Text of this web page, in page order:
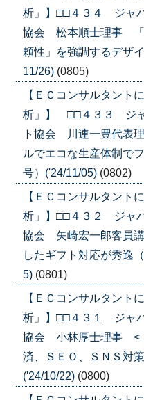
析」】□□４３４ ジャ
協会 松本順士理事 「
頼性」を強調するデザ
11/26) (0805)
【ＥＣコンサルタント
析」】 □□４３３ ジャ
ト協会 川連一豊代表
ルでエコな生産体制で
号）('24/11/05) (0802)
【ＥＣコンサルタント
析」】□□４３２ ジャ
協会 矢崎宏一郎客員
したギフト対応が秀逸
5) (0801)
【ＥＣコンサルタント
析」】□□４３１ ジャ
協会 小林厚士理事 <
済、ＳＥＯ、ＳＮＳ対
('24/10/22) (0800)